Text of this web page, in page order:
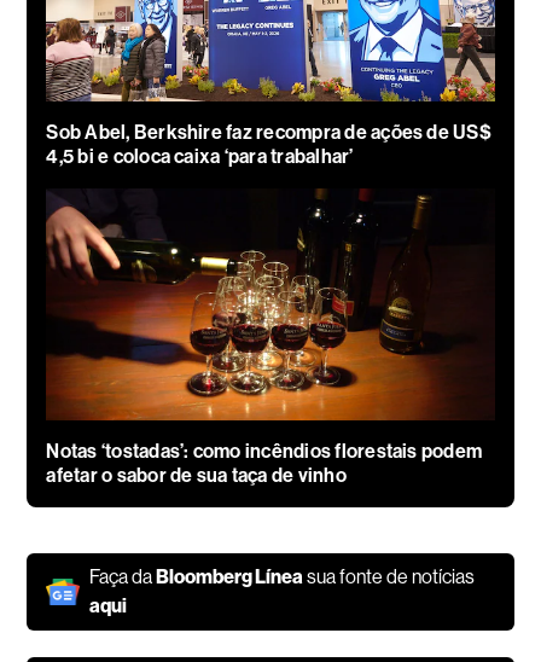
Sob Abel, Berkshire faz recompra de ações de US$
4,5 bi e coloca caixa ‘para trabalhar’
Notas ‘tostadas’: como incêndios florestais podem
afetar o sabor de sua taça de vinho
Faça daBloomberg Líneasua fonte de notícias
aqui